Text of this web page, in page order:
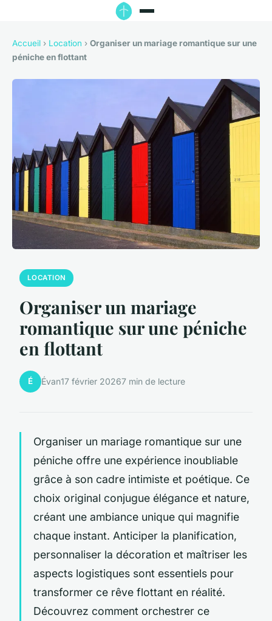
Accueil › Location › Organiser un mariage romantique sur une
péniche en flottant
LOCATION
Organiser un mariage
romantique sur une péniche
en flottant
É Évan17 février 20267 min de lecture
Organiser un mariage romantique sur une
péniche offre une expérience inoubliable
grâce à son cadre intimiste et poétique. Ce
choix original conjugue élégance et nature,
créant une ambiance unique qui magnifie
chaque instant. Anticiper la planification,
personnaliser la décoration et maîtriser les
aspects logistiques sont essentiels pour
transformer ce rêve flottant en réalité.
Découvrez comment orchestrer ce